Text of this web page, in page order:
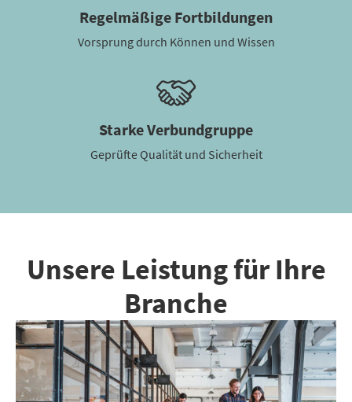
Regelmäßige Fortbildungen
Vorsprung durch Können und Wissen
Starke Verbundgruppe
Geprüfte Qualität und Sicherheit
Unsere Leistung für Ihre
Branche